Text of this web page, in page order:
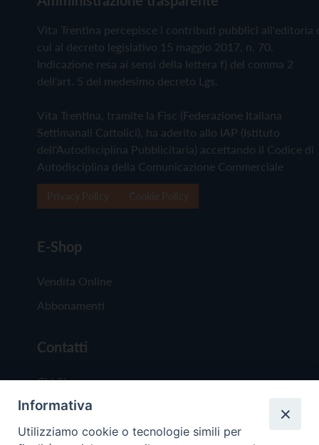
Vita Trentina percepisce i contributi pubblici all'editoria
cui al decreto legislativo 15 maggio 2017, n. 70.
Indicazione resa ai sensi della lettera f) del comma 2
dell'art. 5 del medesimo decreto Lgs.
Vita Trentina, tramite la Fisc (Federazione Italiana
Settimanali Cattolici), ha aderito allo IAP (Istituto
dell'Autodisciplina Pubblicitaria) accettando il Codice di
Autodisciplina della Comunicazione Commerciale
E-Shop
Vendita Online
Abbonamenti
Contatti
Chi Siamo
Redazione
Scrivici
Informativa
Utilizziamo cookie o tecnologie simili per